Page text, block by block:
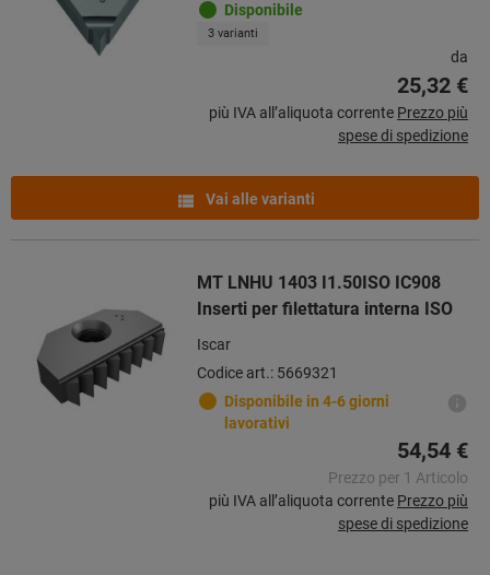
Disponibile
3 varianti
da
25,32 €
più IVA all’aliquota corrente Prezzo più
spese di spedizione
Vai alle varianti
MT LNHU 1403 I1.50ISO IC908
Inserti per filettatura interna ISO
Iscar
Codice art.: 5669321
Disponibile in 4-6 giorni
lavorativi
54,54 €
Prezzo per 1 Articolo
più IVA all’aliquota corrente Prezzo più
spese di spedizione